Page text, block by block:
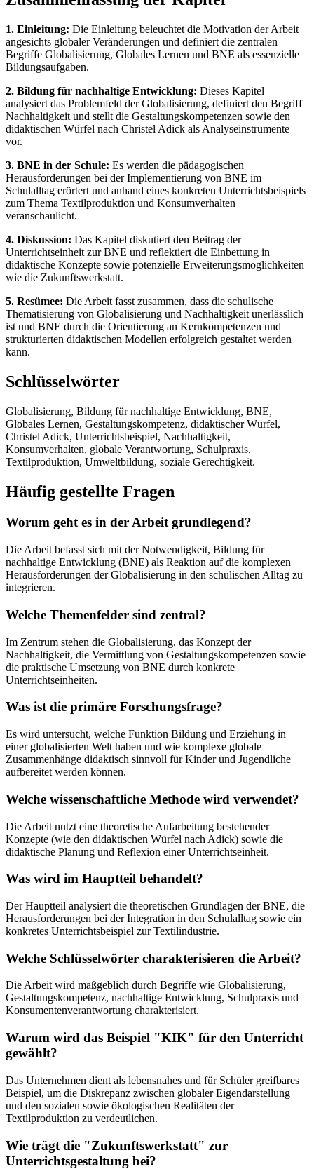
1. Einleitung: Die Einleitung beleuchtet die Motivation der Arbeit
angesichts globaler Veränderungen und definiert die zentralen
Begriffe Globalisierung, Globales Lernen und BNE als essenzielle
Bildungsaufgaben.
2. Bildung für nachhaltige Entwicklung: Dieses Kapitel
analysiert das Problemfeld der Globalisierung, definiert den Begriff
Nachhaltigkeit und stellt die Gestaltungskompetenzen sowie den
didaktischen Würfel nach Christel Adick als Analyseinstrumente
vor.
3. BNE in der Schule: Es werden die pädagogischen
Herausforderungen bei der Implementierung von BNE im
Schulalltag erörtert und anhand eines konkreten Unterrichtsbeispiels
zum Thema Textilproduktion und Konsumverhalten
veranschaulicht.
4. Diskussion: Das Kapitel diskutiert den Beitrag der
Unterrichtseinheit zur BNE und reflektiert die Einbettung in
didaktische Konzepte sowie potenzielle Erweiterungsmöglichkeiten
wie die Zukunftswerkstatt.
5. Resümee: Die Arbeit fasst zusammen, dass die schulische
Thematisierung von Globalisierung und Nachhaltigkeit unerlässlich
ist und BNE durch die Orientierung an Kernkompetenzen und
strukturierten didaktischen Modellen erfolgreich gestaltet werden
kann.
Schlüsselwörter
Globalisierung, Bildung für nachhaltige Entwicklung, BNE,
Globales Lernen, Gestaltungskompetenz, didaktischer Würfel,
Christel Adick, Unterrichtsbeispiel, Nachhaltigkeit,
Konsumverhalten, globale Verantwortung, Schulpraxis,
Textilproduktion, Umweltbildung, soziale Gerechtigkeit.
Häufig gestellte Fragen
Worum geht es in der Arbeit grundlegend?
Die Arbeit befasst sich mit der Notwendigkeit, Bildung für
nachhaltige Entwicklung (BNE) als Reaktion auf die komplexen
Herausforderungen der Globalisierung in den schulischen Alltag zu
integrieren.
Welche Themenfelder sind zentral?
Im Zentrum stehen die Globalisierung, das Konzept der
Nachhaltigkeit, die Vermittlung von Gestaltungskompetenzen sowie
die praktische Umsetzung von BNE durch konkrete
Unterrichtseinheiten.
Was ist die primäre Forschungsfrage?
Es wird untersucht, welche Funktion Bildung und Erziehung in
einer globalisierten Welt haben und wie komplexe globale
Zusammenhänge didaktisch sinnvoll für Kinder und Jugendliche
aufbereitet werden können.
Welche wissenschaftliche Methode wird verwendet?
Die Arbeit nutzt eine theoretische Aufarbeitung bestehender
Konzepte (wie den didaktischen Würfel nach Adick) sowie die
didaktische Planung und Reflexion einer Unterrichtseinheit.
Was wird im Hauptteil behandelt?
Der Hauptteil analysiert die theoretischen Grundlagen der BNE, die
Herausforderungen bei der Integration in den Schulalltag sowie ein
konkretes Unterrichtsbeispiel zur Textilindustrie.
Welche Schlüsselwörter charakterisieren die Arbeit?
Die Arbeit wird maßgeblich durch Begriffe wie Globalisierung,
Gestaltungskompetenz, nachhaltige Entwicklung, Schulpraxis und
Konsumentenverantwortung charakterisiert.
Warum wird das Beispiel "KIK" für den Unterricht
gewählt?
Das Unternehmen dient als lebensnahes und für Schüler greifbares
Beispiel, um die Diskrepanz zwischen globaler Eigendarstellung
und den sozialen sowie ökologischen Realitäten der
Textilproduktion zu verdeutlichen.
Wie trägt die "Zukunftswerkstatt" zur
Unterrichtsgestaltung bei?